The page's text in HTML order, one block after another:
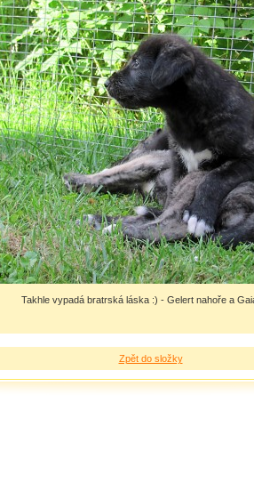
Takhle vypadá bratrská láska :) - Gelert nahoře a
Zpět do složky